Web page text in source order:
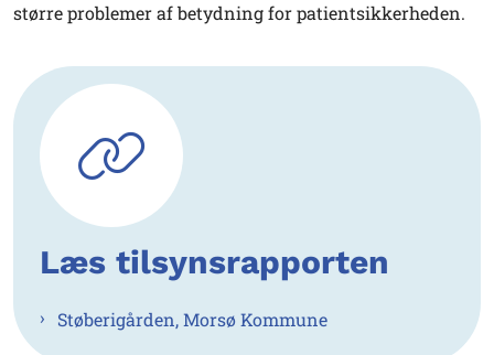
større problemer af betydning for patientsikkerheden.
Læs tilsynsrapporten
Støberigården, Morsø Kommune